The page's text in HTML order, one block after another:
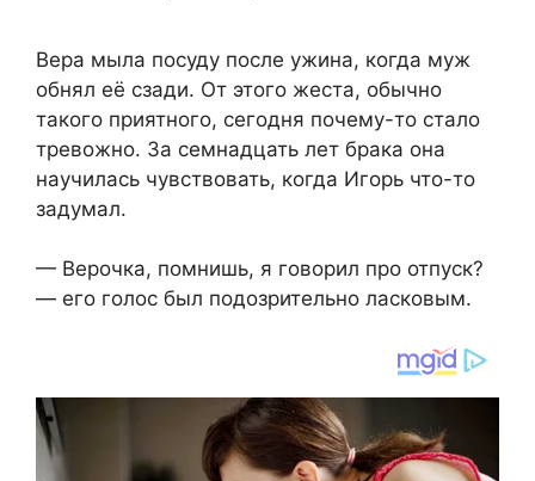
Вера мыла посуду после ужина, когда муж
обнял её сзади. От этого жеста, обычно
такого приятного, сегодня почему-то стало
тревожно. За семнадцать лет брака она
научилась чувствовать, когда Игорь что-то
задумал.
— Верочка, помнишь, я говорил про отпуск?
— его голос был подозрительно ласковым.